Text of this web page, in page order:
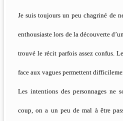
Je suis toujours un peu chagriné de
enthousiaste lors de la découverte
trouvé le récit parfois assez confus.
face aux vagues permettent
Les intentions des personnages ne
coup, on a un peu de mal à être